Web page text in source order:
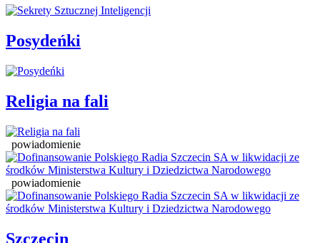
Posydeńki
Religia na fali
powiadomienie
powiadomienie
Szczecin